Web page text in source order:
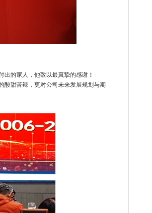
出的家人，他致以最真挚的感谢 ！
酸甜苦辣，更对公司未来发展规划与期